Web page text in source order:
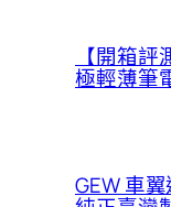
【開箱
極輕薄筆
GEW 車